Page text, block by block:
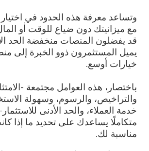
وتساعد معرفة هذه الحدود في
مع ميزانيتك دون ضياع للوقت أو
قد يفضلون المنصات منخفضة الحد
يميل المستثمرون ذوو الخبرة إلى
خيارات أوسع.
باختصار، هذه العوامل مجتمعة -
والتراخيص، والرسوم، وسهولة
خدمة العملاء، والحد الأدنى
متكاملًا يساعدك على تحديد ما إذا
مناسبة لك.